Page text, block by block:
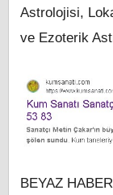
Astrolojisi,
ve Ezoterik
BEYAZ